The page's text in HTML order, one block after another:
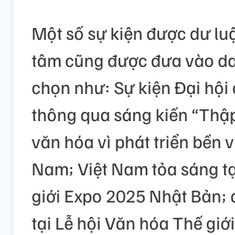
Một số sự kiện được dư
tâm cũng được đưa vào
chọn như: Sự kiện Đại hội
thông qua sáng kiến
văn hóa vì phát triển bền
Nam; Việt Nam tỏa sáng
giới Expo 2025 Nhật Bản;
tại Lễ hội Văn hóa Thế